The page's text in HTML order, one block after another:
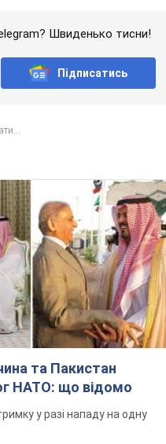
Швиденько тисни!
Підписатись
та Пакистан
НАТО: що відомо
у разі нападу на одну